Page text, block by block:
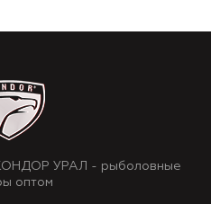
УРАЛ - рыболовные
оптом